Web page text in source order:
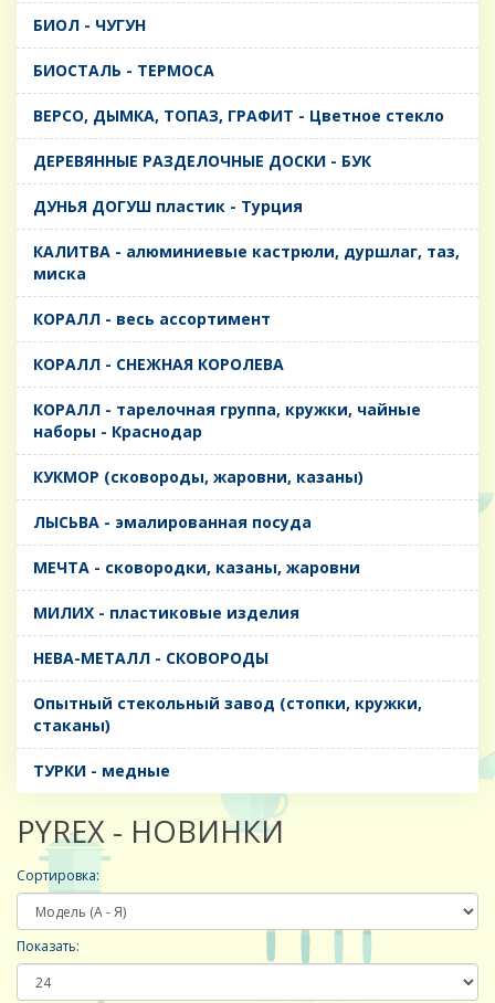
БИОЛ - ЧУГУН
БИОСТАЛЬ - ТЕРМОСА
ВЕРСО, ДЫМКА, ТОПАЗ, ГРАФИТ - Цветное стекло
ДЕРЕВЯННЫЕ РАЗДЕЛОЧНЫЕ ДОСКИ - БУК
ДУНЬЯ ДОГУШ пластик - Турция
КАЛИТВА - алюминиевые кастрюли, дуршлаг, таз,
миска
КОРАЛЛ - весь ассортимент
КОРАЛЛ - СНЕЖНАЯ КОРОЛЕВА
КОРАЛЛ - тарелочная группа, кружки, чайные
наборы - Краснодар
КУКМОР (сковороды, жаровни, казаны)
ЛЫСЬВА - эмалированная посуда
МЕЧТА - сковородки, казаны, жаровни
МИЛИХ - пластиковые изделия
НЕВА-МЕТАЛЛ - СКОВОРОДЫ
Опытный стекольный завод (стопки, кружки,
стаканы)
ТУРКИ - медные
PYREX - НОВИНКИ
Сортировка:
Показать: